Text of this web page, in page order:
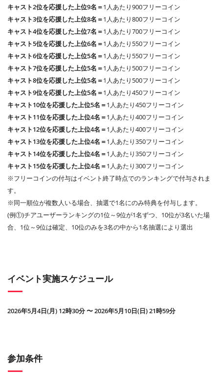
キャスト2位を応援した上位9名＝1人あたり900フリーコイン
キャスト3位を応援した上位8名＝1人あたり800フリーコイン
キャスト4位を応援した上位7名＝1人あたり700フリーコイン
キャスト5位を応援した上位6名＝1人あたり550フリーコイン
キャスト6位を応援した上位5名＝1人あたり550フリーコイン
キャスト7位を応援した上位5名＝1人あたり500フリーコイン
キャスト8位を応援した上位5名＝1人あたり500フリーコイン
キャスト9位を応援した上位5名＝1人あたり450フリーコイン
キャスト10位を応援した上位5名＝1人あたり450フリーコイン
キャスト11位を応援した上位4名＝1人あたり400フリーコイン
キャスト12位を応援した上位4名＝1人あたり400フリーコイン
キャスト13位を応援した上位4名＝1人あたり350フリーコイン
キャスト14位を応援した上位4名＝1人あたり350フリーコイン
キャスト15位を応援した上位4名＝1人あたり300フリーコイン
※フリーコインの付与はイベント終了時点でのランキングで付与されま
す。
※同一順位が複数人いる場合、抽選で1名にのみ特典を付与します。
(例①)チアユーザーランキングの1位～9位が1名ずつ、10位が3名いた場
合、1位～9位は確定、10位のみを3名の中から1名抽選により選出
イベント実施スケジュール
2026年5月4日(月) 12時30分 〜 2026年5月10日(日) 21時59分
参加条件